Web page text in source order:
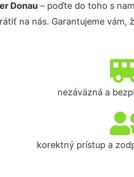
Donau – poďte do toho s
na nás. Garantujeme
nezáväzná a
korektný prístup a